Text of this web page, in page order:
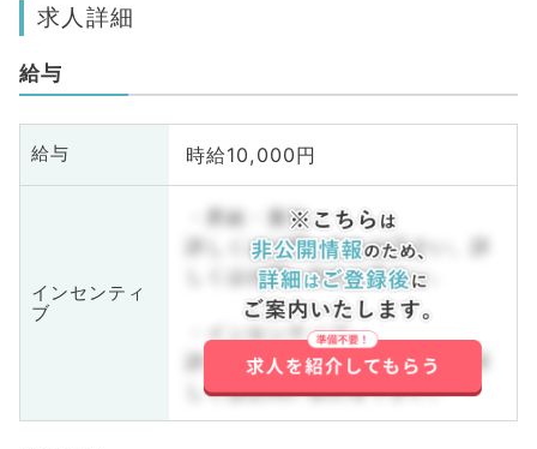
求人詳細
給与
給与 時給10,000円
インセンティ
ブ
・昇給・賞与
詳しくはお問い合わせ下さい。詳
しくはお問い合わせ下さい。
・インセンティブ
詳しくはお問い合わせ下さい。詳
しくはお問い合わせ下さい。